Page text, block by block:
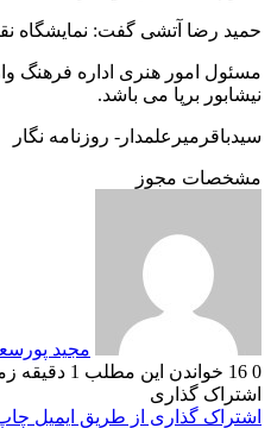
حمید رضا آتشی گفت: نمایشگاه نقاشی ” گل گندم ” آثار ندا حاجی بیگلو
مسئول امور هنری اداره فرهنگ
نیشابور برپا می باشد.
سیدباقرمیرعلمدار- روزنامه نگار
مشخصات مجوز
مجید
0
خواندن این مطلب 1 دقیقه زمان میبرد
اشتراک گذاری
اشتراک گذاری از طریق ایمیل